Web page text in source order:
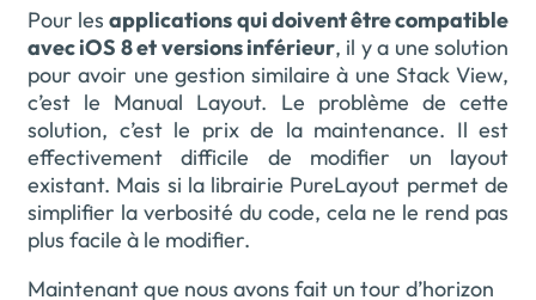
Pour lesapplications qui doivent être compatible
avec iOS 8 et versions inférieur, il y a une solution
pour avoir une gestion similaire à une Stack View,
c’est le Manual Layout. Le problème de cette
solution, c’est le prix de la maintenance. Il est
effectivement difficile de modifier un layout
existant. Mais si la librairie PureLayout permet de
simplifier la verbosité du code, cela ne le rend pas
plus facile à le modifier.
Maintenant que nous avons fait un tour d’horizon